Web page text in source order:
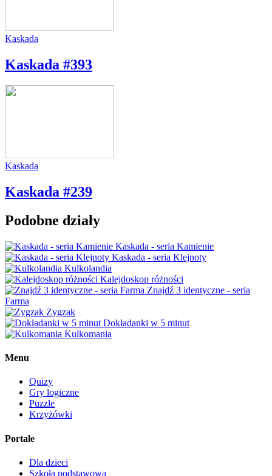
Kaskada
Kaskada #393
Kaskada
Kaskada #239
Podobne działy
Kaskada - seria Kamienie
Kaskada - seria Klejnoty
Kulkolandia
Kalejdoskop różności
Znajdź 3 identyczne - seria
Farma
Zygzak
Dokładanki w 5 minut
Kulkomania
Menu
Quizy
Gry logiczne
Puzzle
Krzyżówki
Portale
Dla dzieci
Szkoła podstawowa